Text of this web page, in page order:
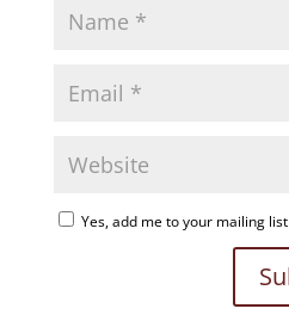
Yes, add me to your mailing list